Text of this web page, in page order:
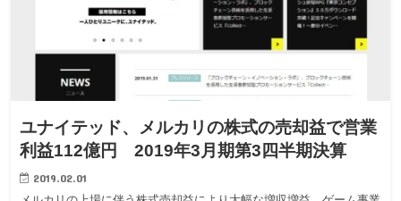
ユナイテッド、メルカリの株式の売却益で営業
利益112億円 2019年3月期第3四半期決算
2019.02.01